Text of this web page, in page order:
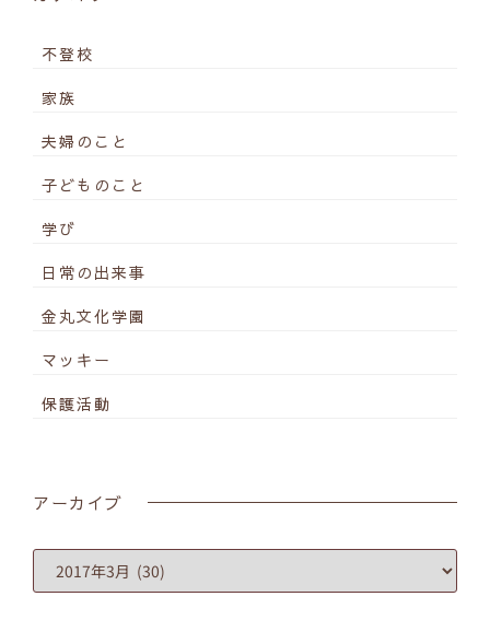
不登校
家族
夫婦のこと
子どものこと
学び
日常の出来事
金丸文化学園
マッキー
保護活動
アーカイブ